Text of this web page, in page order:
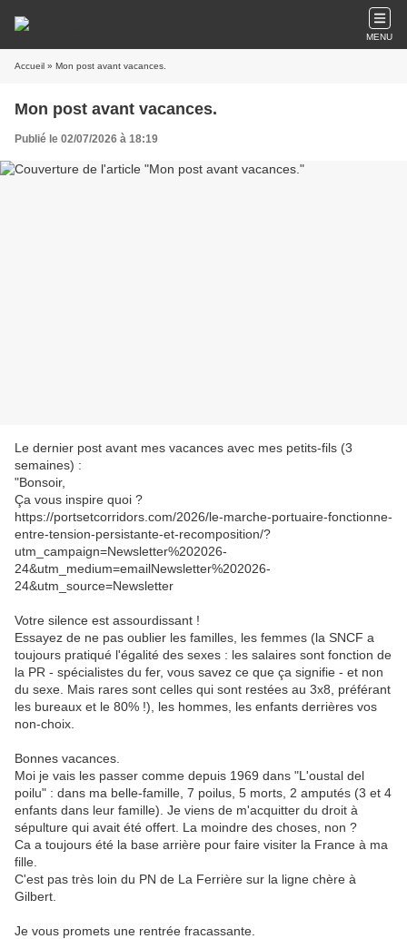
MENU
Accueil » Mon post avant vacances.
Mon post avant vacances.
Publié le 02/07/2026 à 18:19
Le dernier post avant mes vacances avec mes petits-fils (3
semaines) :
"B‌onsoir,
Ça vous inspire quoi ?
https://portsetcorridors.com/2026/le-marche-portuaire-fonctionne-
entre-tension-persistante-et-recomposition/?
utm_campaign=Newsletter%202026-
24&utm_medium=emailNewsletter%202026-
24&utm_source=Newsletter‌
Votre silence est assourdissant !
Essayez de ne pas oublier les familles, les femmes (la SNCF a
toujours pratiqué l'égalité des sexes : les salaires sont fonction de
la PR - spécialistes du fer, vous savez ce que ça signifie - et non
du sexe. Mais rares sont celles qui sont restées au 3x8, préférant
les bureaux et le 80% !), les hommes, les enfants derrières vos
non-choix.
Bonnes vacances.
Moi je vais les passer comme depuis 1969 dans "L'oustal del
poilu" : dans ma belle-famille, 7 poilus, 5 morts, 2 amputés (3 et 4
enfants dans leur famille). Je viens de m'acquitter du droit à
sépulture qui avait été offert. La moindre des choses, non ?
Ca a toujours été la base arrière pour faire visiter la France à ma
fille.
C'est pas très loin du PN de La Ferrière sur la ligne chère à
Gilbert.
Je vous promets une rentrée fracassante.